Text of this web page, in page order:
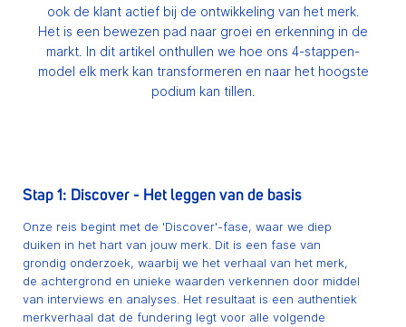
ook de klant actief bij de ontwikkeling van het merk.
Het is een bewezen pad naar groei en erkenning in de
markt. In dit artikel onthullen we hoe ons 4-stappen-
model elk merk kan transformeren en naar het hoogste
podium kan tillen.
Stap 1: Discover - Het leggen van de basis
Onze reis begint met de 'Discover'-fase, waar we diep
duiken in het hart van jouw merk. Dit is een fase van
grondig onderzoek, waarbij we het verhaal van het merk,
de achtergrond en unieke waarden verkennen door middel
van interviews en analyses. Het resultaat is een authentiek
merkverhaal dat de fundering legt voor alle volgende